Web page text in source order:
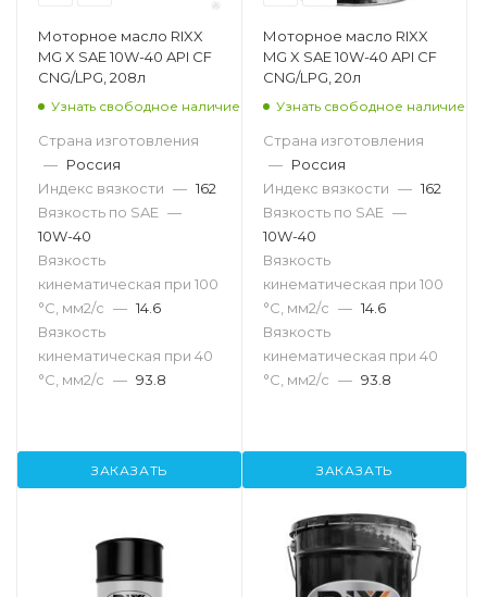
Моторное масло RIXX
MG X SAE 10W-40 API CF
CNG/LPG, 208л
Узнать свободное наличие
Страна изготовления
— Россия
Индекс вязкости — 162
Вязкость по SAE —
10W-40
Вязкость
кинематическая при 100
°С, мм2/с — 14.6
Вязкость
кинематическая при 40
°С, мм2/с — 93.8
ЗАКАЗАТЬ
Моторное масло RIXX
MG X SAE 10W-40 API CF
CNG/LPG, 20л
Узнать свободное наличие
Страна изготовления
— Россия
Индекс вязкости — 162
Вязкость по SAE —
10W-40
Вязкость
кинематическая при 100
°С, мм2/с — 14.6
Вязкость
кинематическая при 40
°С, мм2/с — 93.8
ЗАКАЗАТЬ